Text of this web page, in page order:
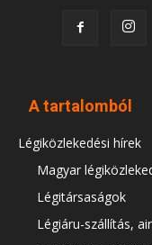
A tartalomból
Légiközlekedési hírek
Magyar
Légitársaságok
Légiáru-szállítás,